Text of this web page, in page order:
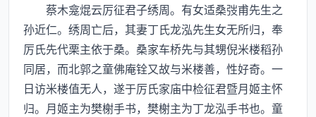
蔡木龛焜云厉征君子绣周。有女适桑弢甫先生之
孙近仁。绣周亡后，其妻丁氏龙泓先生女无所归，奉
厉氏先代栗主依于桑。桑家车桥先与其甥倪米楼稻孙
同居，而北郭之童佛庵铨又故与米楼善，性好奇。一
日访米楼值无人，遂于厉氏家庙中检征君暨月姬主怀
归。月姬主为樊榭手书，樊榭主为丁龙泓手书也。童